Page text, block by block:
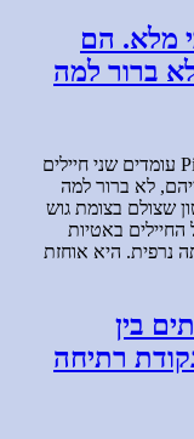
מלא. הם
ברור למה
תמונה (האישה אינה קשורה לכתבה): Pixabay עומדים שני חיילים
לא ברור למה
שצולם בצומת גוש
באטיות
נרפית. היא אוחזת
בין
רתיחה